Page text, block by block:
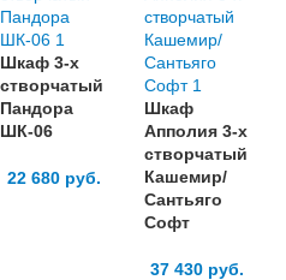
Шкаф 3-х
створчатый
Пандора
ШК-06
22 680руб.
Шкаф
Апполия 3-х
створчатый
Кашемир/
Сантьяго
Софт
37 430 руб.